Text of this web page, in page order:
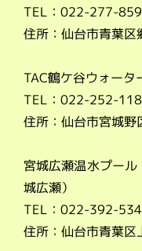
TEL：022-277-
住所：仙台市青葉
TAC鶴ケ谷ウォータ
TEL：022-252-
住所：仙台市宮城
宮城広瀬温水プー
城広瀬）
TEL：022-392-
住所：仙台市青葉